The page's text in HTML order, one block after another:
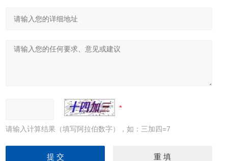
请输入计算结果（填写阿拉伯数字），如：三加四=7